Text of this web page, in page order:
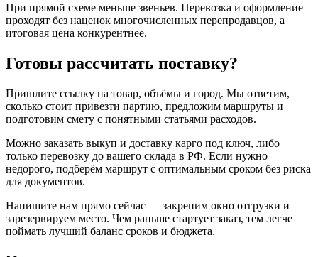
При прямой схеме меньше звеньев. Перевозка и оформление
проходят без наценок многочисленных перепродавцов, а
итоговая цена конкурентнее.
Готовы рассчитать поставку?
Пришлите ссылку на товар, объёмы и город. Мы ответим,
сколько стоит привезти партию, предложим маршруты и
подготовим смету с понятными статьями расходов.
Можно заказать выкуп и доставку карго под ключ, либо
только перевозку до вашего склада в РФ. Если нужно
недорого, подберём маршрут с оптимальным сроком без риска
для документов.
Напишите нам прямо сейчас — закрепим окно отгрузки и
зарезервируем место. Чем раньше стартует заказ, тем легче
поймать лучший баланс сроков и бюджета.